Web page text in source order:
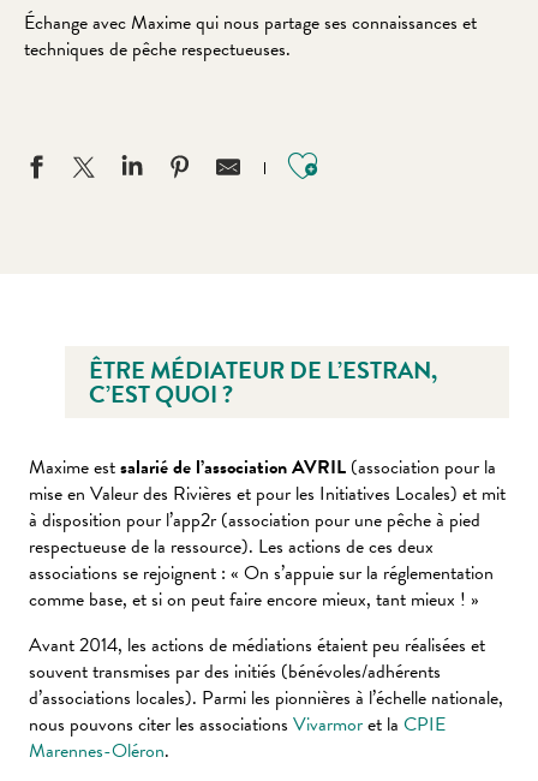
Échange avec Maxime qui nous partage ses connaissances et
techniques de pêche respectueuses.
Ajouter aux
ÊTRE MÉDIATEUR DE L’ESTRAN,
C’EST QUOI ?
Maxime estsalarié de l’association AVRIL (association pour la
mise en Valeur des Rivières et pour les Initiatives Locales) et mit
à disposition pour l’app2r (association pour une pêche à pied
respectueuse de la ressource). Les actions de ces deux
associations se rejoignent : « On s’appuie sur la réglementation
comme base, et si on peut faire encore mieux, tant mieux ! »
Avant 2014, les actions de médiations étaient peu réalisées et
souvent transmises par des initiés (bénévoles/adhérents
d’associations locales). Parmi les pionnières à l’échelle nationale,
nous pouvons citer les associations Vivarmoret la CPIE
Marennes-Oléron.